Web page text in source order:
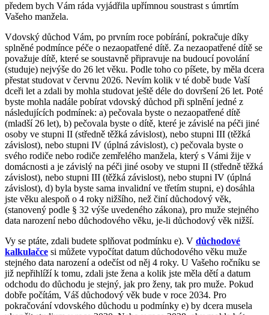
předem bych Vám ráda vyjádřila upřímnou soustrast s úmrtím
Vašeho manžela.
Vdovský důchod Vám, po prvním roce pobírání, pokračuje díky
splněné podmínce péče o nezaopatřené dítě. Za nezaopatřené dítě se
považuje dítě, které se soustavně připravuje na budoucí povolání
(studuje) nejvýše do 26 let věku. Podle toho co píšete, by měla dcera
přestat studovat v červnu 2026. Nevím kolik v té době bude Vaší
dceři let a zdali by mohla studovat ještě déle do dovršení 26 let. Poté
byste mohla nadále pobírat vdovský důchod při splnění jedné z
následujících podmínek: a) pečovala byste o nezaopatřené dítě
(mladší 26 let), b) pečovala byste o dítě, které je závislé na péči jiné
osoby ve stupni II (středně těžká závislost), nebo stupni III (těžká
závislost), nebo stupni IV (úplná závislost), c) pečovala byste o
svého rodiče nebo rodiče zemřelého manžela, který s Vámi žije v
domácnosti a je závislý na péči jiné osoby ve stupni II (středně těžká
závislost), nebo stupni III (těžká závislost), nebo stupni IV (úplná
závislost), d) byla byste sama invalidní ve třetím stupni, e) dosáhla
jste věku alespoň o 4 roky nižšího, než činí důchodový věk,
(stanovený podle § 32 výše uvedeného zákona), pro muže stejného
data narození nebo důchodového věku, je-li důchodový věk nižší.
Vy se ptáte, zdali budete splňovat podmínku e). V důchodové
kalkulačce si můžete vypočítat datum důchodového věku muže
stejného data narození a odečíst od něj 4 roky. U Vašeho ročníku se
již nepřihlíží k tomu, zdali jste žena a kolik jste měla dětí a datum
odchodu do důchodu je stejný, jak pro ženy, tak pro muže. Pokud
dobře počítám, Váš důchodový věk bude v roce 2034. Pro
pokračování vdovského důchodu u podmínky e) by dcera musela